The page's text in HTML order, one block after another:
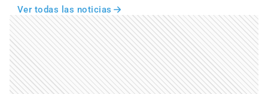
Ver todas las noticias